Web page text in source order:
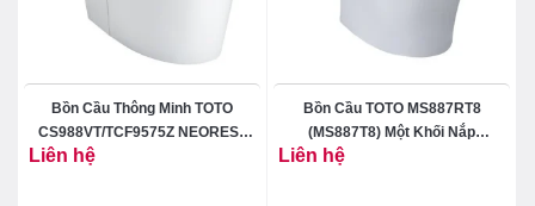
Bồn Cầu Thông Minh TOTO
CS988VT/TCF9575Z NEOREST
Liên hệ
Bồn Cầu TOTO MS887RT8
(MS887T8) Một Khối Nắp
Liên hệ